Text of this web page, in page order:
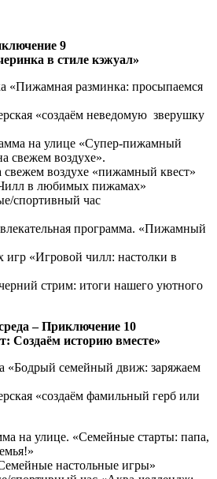
9
в стиле кэжуал»
«Пижамная разминка: просыпаемся
«создаём неведомую зверушку
на улице «Супер-пижамный
свежем воздухе».
свежем воздухе «пижамный квест»
в любимых пижамах»
спортивный час
программа. «Пижамный
игр «Игровой чилл: настолки в
стрим: итоги нашего уютного
– Приключение 10
Создаём историю вместе»
«Бодрый семейный движ: заряжаем
«создаём фамильный герб или
на улице. «Семейные старты: папа,
настольные игры»